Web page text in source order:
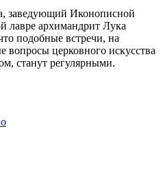
заведующий Иконописной
лавре архимандрит Лука
подобные встречи, на
вопросы церковного искусства
станут регулярными.